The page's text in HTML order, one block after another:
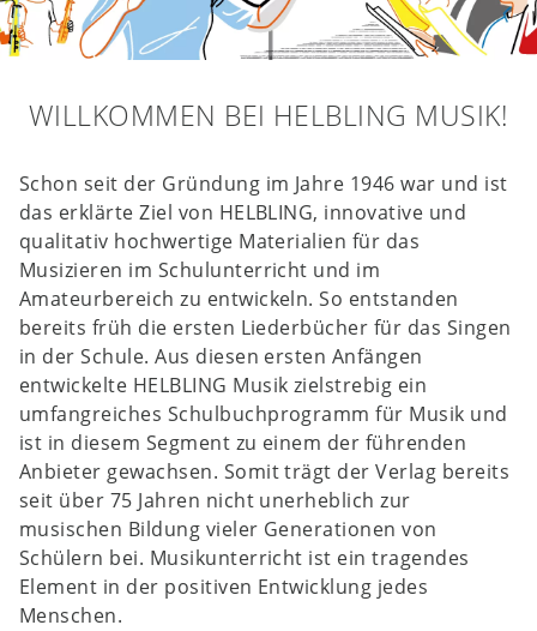
WILLKOMMEN BEI HELBLING MUSIK!
Schon seit der Gründung im Jahre 1946 war und ist
das erklärte Ziel von HELBLING, innovative und
qualitativ hochwertige Materialien für das
Musizieren im Schulunterricht und im
Amateurbereich zu entwickeln. So entstanden
bereits früh die ersten Liederbücher für das Singen
in der Schule. Aus diesen ersten Anfängen
entwickelte HELBLING Musik zielstrebig ein
umfangreiches Schulbuchprogramm für Musik und
ist in diesem Segment zu einem der führenden
Anbieter gewachsen. Somit trägt der Verlag bereits
seit über 75 Jahren nicht unerheblich zur
musischen Bildung vieler Generationen von
Schülern bei. Musikunterricht ist ein tragendes
Element in der positiven Entwicklung jedes
Menschen.